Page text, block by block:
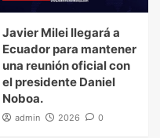
Javier Milei llegará a
Ecuador para mantener
una reunión oficial con
el presidente Daniel
Noboa.
admin 2026 0